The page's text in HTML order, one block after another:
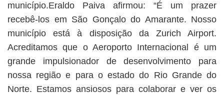
município.Eraldo Paiva afirmou: “É um prazer
recebê-los em São Gonçalo do Amarante. Nosso
município está à disposição da Zurich Airport.
Acreditamos que o Aeroporto Internacional é um
grande impulsionador de desenvolvimento para
nossa região e para o estado do Rio Grande do
Norte. Estamos ansiosos para colaborar e ver os